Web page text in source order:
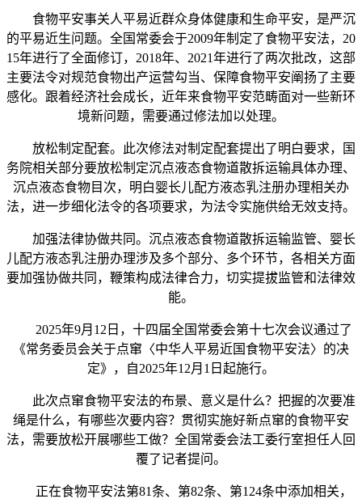
食物平安事关人平易近群众身体健康和生命平安，是严沉
的平易近生问题。全国常委会于2009年制定了食物平安法，20
15年进行了全面修订，2018年、2021年进行了两次批改，这部
主要法令对规范食物出产运营勾当、保障食物平安阐扬了主要
感化。跟着经济社会成长，近年来食物平安范畴面对一些新环
境新问题，需要通过修法加以处理。
放松制定配套。此次修法对制定配套提出了明白要求，国
务院相关部分要放松制定沉点液态食物道散拆运输具体办理、
沉点液态食物目次，明白婴长儿配方液态乳注册办理相关办
法，进一步细化法令的各项要求，为法令实施供给无效支持。
加强法律协做共同。沉点液态食物道散拆运输监管、婴长
儿配方液态乳注册办理涉及多个部分、多个环节，各相关方面
要加强协做共同，鞭策构成法律合力，切实提拔监管和法律效
能。
2025年9月12日，十四届全国常委会第十七次会议通过了
《常务委员会关于点窜〈中华人平易近国食物平安法〉的决
定》，自2025年12月1日起施行。
此次点窜食物平安法的布景、意义是什么？把握的次要准
绳是什么，有哪些次要内容？贯彻实施好新点窜的食物平安
法，需要放松开展哪些工做？全国常委会法工委行室担任人回
覆了记者提问。
正在食物平安法第81条、第82条、第124条中添加相关，